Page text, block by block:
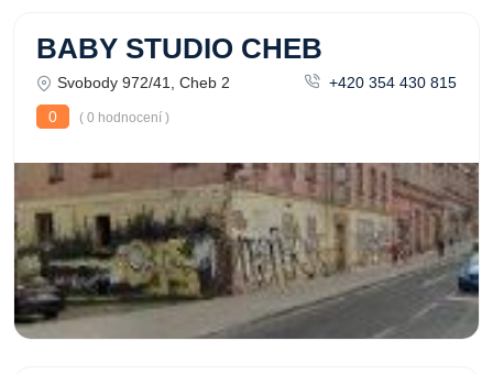
BABY STUDIO CHEB
Svobody 972/41, Cheb 2
+420 354 430 815
0
( 0 hodnocení )